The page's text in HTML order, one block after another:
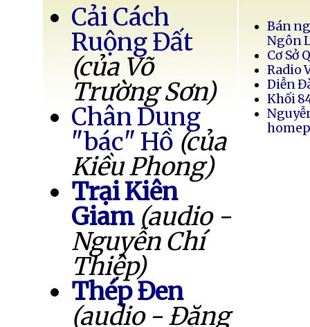
Cải Cách
Ruộng Đất
(của Võ
Trường Sơn)
Chân Dung
"bác" Hồ (của
Kiều Phong)
Trại Kiên
Giam (audio -
Nguyễn Chí
Thiệp)
Thép Đen
(audio - Đặng
Bán
Ngôn
Cơ Sở
Radio
Diễn
Khối